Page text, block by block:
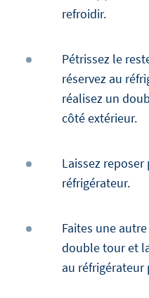
refroidir.
Pétrissez le
réservez au
réalisez un
côté extérieur.
Laissez
réfrigérateur.
Faites une
double tour et
au